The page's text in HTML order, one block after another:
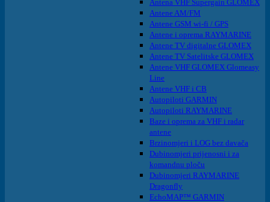
Antena VHF Supergain GLOMEX
Antene AM/FM
Antene GSM wi-fi / GPS
Antene i oprema RAYMARINE
Antene TV digitalne GLOMEX
Antene TV Satelitske GLOMEX
Antene VHF GLOMEX Glomeasy
Line
Antene VHF i CB
Autopiloti GARMIN
Autopiloti RAYMARINE
Baze i oprema za VHF i radar
antene
Brzinomjeri i LOG bez davača
Dubinomjeri prijenosni i za
komandnu ploču
Dubinomjeri RAYMARINE
Dragonfly
EchoMAP™ GARMIN